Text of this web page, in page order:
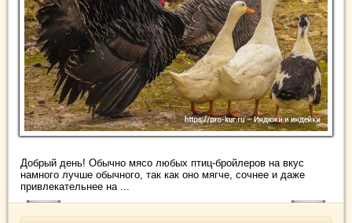
Добрый день! Обычно мясо любых птиц-бройлеров на вкус
намного лучше обычного, так как оно мягче, сочнее и даже
привлекательнее на ...